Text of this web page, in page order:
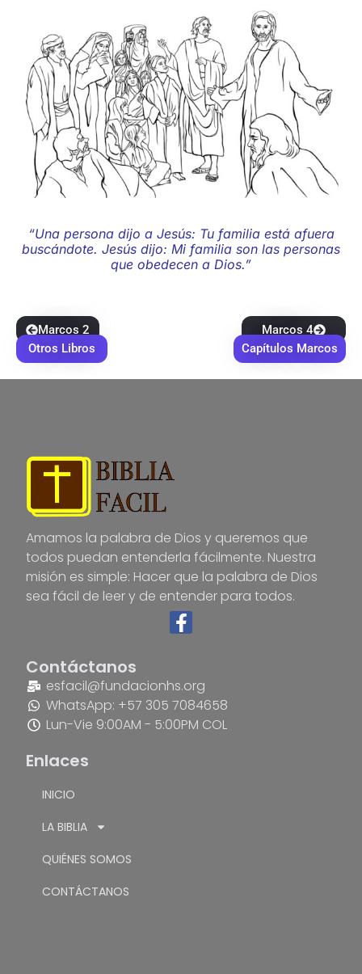
“Una persona dijo a Jesús: Tu familia está afuera
buscándote. Jesús dijo: Mi familia son las personas
que obedecen a Dios.”
Marcos 2
Marcos 4
Otros Libros
Capítulos Marcos
Amamos la palabra de Dios y queremos que
todos puedan entenderla fácilmente. Nuestra
misión es simple: Hacer que la palabra de Dios
sea fácil de leer y de entender para todos.
Contáctanos
esfacil@fundacionhs.org
WhatsApp: +57 305 7084658
Lun-Vie 9:00AM - 5:00PM COL
Enlaces
INICIO
LA BIBLIA
QUIÉNES SOMOS
CONTÁCTANOS